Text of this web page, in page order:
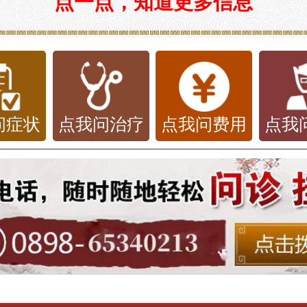
症状 点我问治疗 点我问费用 点我